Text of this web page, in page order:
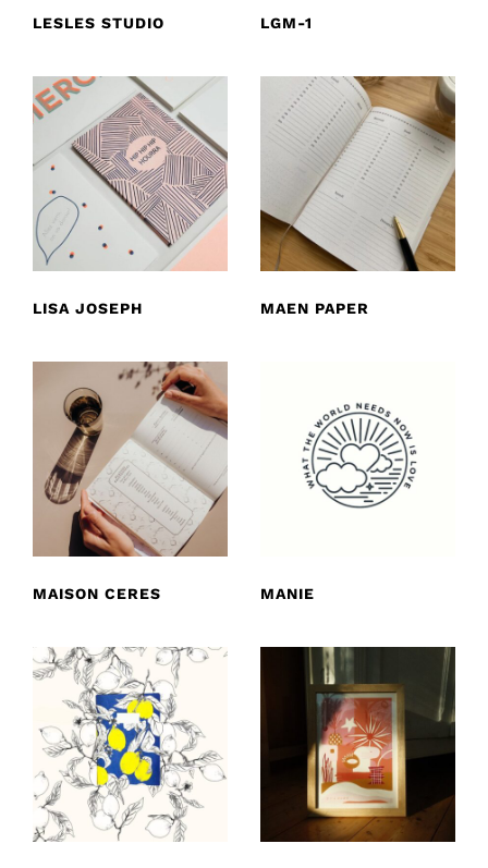
LESLES STUDIO LGM-1
LISA JOSEPH MAEN PAPER
MAISON CERES MANIE